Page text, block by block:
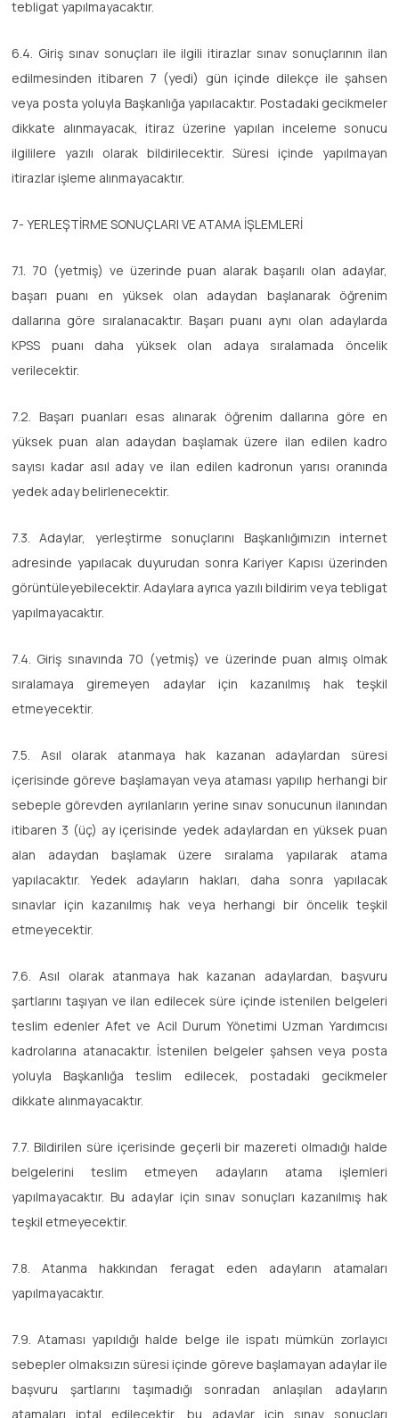
tebligat yapılmayacaktır.
6.4. Giriş sınav sonuçları ile ilgili itirazlar sınav sonuçlarının ilan
edilmesinden itibaren 7 (yedi) gün içinde dilekçe ile şahsen
veya posta yoluyla Başkanlığa yapılacaktır. Postadaki gecikmeler
dikkate alınmayacak, itiraz üzerine yapılan inceleme sonucu
ilgililere yazılı olarak bildirilecektir. Süresi içinde yapılmayan
itirazlar işleme alınmayacaktır.
7- YERLEŞTİRME SONUÇLARI VE ATAMA İŞLEMLERİ
7.1. 70 (yetmiş) ve üzerinde puan alarak başarılı olan adaylar,
başarı puanı en yüksek olan adaydan başlanarak öğrenim
dallarına göre sıralanacaktır. Başarı puanı aynı olan adaylarda
KPSS puanı daha yüksek olan adaya sıralamada öncelik
verilecektir.
7.2. Başarı puanları esas alınarak öğrenim dallarına göre en
yüksek puan alan adaydan başlamak üzere ilan edilen kadro
sayısı kadar asıl aday ve ilan edilen kadronun yarısı oranında
yedek aday belirlenecektir.
7.3. Adaylar, yerleştirme sonuçlarını Başkanlığımızın internet
adresinde yapılacak duyurudan sonra Kariyer Kapısı üzerinden
görüntüleyebilecektir. Adaylara ayrıca yazılı bildirim veya tebligat
yapılmayacaktır.
7.4. Giriş sınavında 70 (yetmiş) ve üzerinde puan almış olmak
sıralamaya giremeyen adaylar için kazanılmış hak teşkil
etmeyecektir.
7.5. Asıl olarak atanmaya hak kazanan adaylardan süresi
içerisinde göreve başlamayan veya ataması yapılıp herhangi bir
sebeple görevden ayrılanların yerine sınav sonucunun ilanından
itibaren 3 (üç) ay içerisinde yedek adaylardan en yüksek puan
alan adaydan başlamak üzere sıralama yapılarak atama
yapılacaktır. Yedek adayların hakları, daha sonra yapılacak
sınavlar için kazanılmış hak veya herhangi bir öncelik teşkil
etmeyecektir.
7.6. Asıl olarak atanmaya hak kazanan adaylardan, başvuru
şartlarını taşıyan ve ilan edilecek süre içinde istenilen belgeleri
teslim edenler Afet ve Acil Durum Yönetimi Uzman Yardımcısı
kadrolarına atanacaktır. İstenilen belgeler şahsen veya posta
yoluyla Başkanlığa teslim edilecek, postadaki gecikmeler
dikkate alınmayacaktır.
7.7. Bildirilen süre içerisinde geçerli bir mazereti olmadığı halde
belgelerini teslim etmeyen adayların atama işlemleri
yapılmayacaktır. Bu adaylar için sınav sonuçları kazanılmış hak
teşkil etmeyecektir.
7.8. Atanma hakkından feragat eden adayların atamaları
yapılmayacaktır.
7.9. Ataması yapıldığı halde belge ile ispatı mümkün zorlayıcı
sebepler olmaksızın süresi içinde göreve başlamayan adaylar ile
başvuru şartlarını taşımadığı sonradan anlaşılan adayların
atamaları iptal edilecektir, bu adaylar için sınav sonuçları